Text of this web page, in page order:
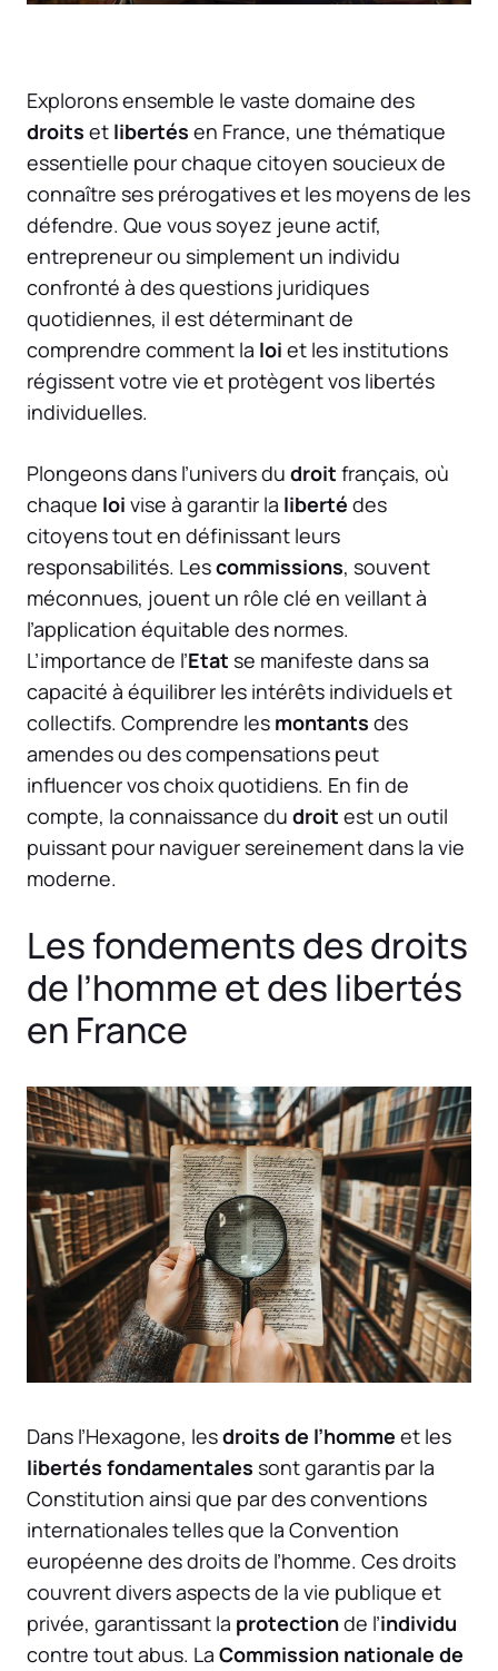
Explorons ensemble le vaste domaine des
droits et libertés en France, une thématique
essentielle pour chaque citoyen soucieux de
connaître ses prérogatives et les moyens de les
défendre. Que vous soyez jeune actif,
entrepreneur ou simplement un individu
confronté à des questions juridiques
quotidiennes, il est déterminant de
comprendre comment la loi et les institutions
régissent votre vie et protègent vos libertés
individuelles.
Plongeons dans l’univers du droit français, où
chaque loi vise à garantir la liberté des
citoyens tout en définissant leurs
responsabilités. Lescommissions, souvent
méconnues, jouent un rôle clé en veillant à
l’application équitable des normes.
L’importance de l’Etat se manifeste dans sa
capacité à équilibrer les intérêts individuels et
collectifs. Comprendre les montants des
amendes ou des compensations peut
influencer vos choix quotidiens. En fin de
compte, la connaissance du droit est un outil
puissant pour naviguer sereinement dans la vie
moderne.
Les fondements des droits
de l’homme et des libertés
en France
Dans l’Hexagone, lesdroits de l’homme et les
libertés fondamentales sont garantis par la
Constitution ainsi que par des conventions
internationales telles que la Convention
européenne des droits de l’homme. Ces droits
couvrent divers aspects de la vie publique et
privée, garantissant la protectionde l’individu
contre tout abus. La Commission nationale de